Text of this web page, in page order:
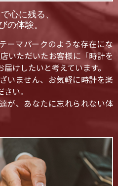
心に残る、
の体験。
ーマパークのような存在にな
いただいたお客様に「時計を
けしたいと考えています。
いません、お気軽に時計を楽
い。
が、あなたに忘れられない体